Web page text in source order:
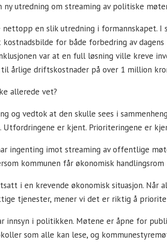
ny utredning om streaming av politiske
en slik utredning i formannskapet. I
for både forbedring av dagens
var at en full løsning ville kreve
årlige driftskostnader på over 1 million
allerede vet?
og vedtok at den skulle sees i
er kjent. Prioriteringene er
ingenting imot streaming av offentlige
kommunen får økonomisk
i en krevende økonomisk situasjon.
tjenester, mener vi det er riktig å
innsyn i politikken. Møtene er åpne for
som alle kan lese, og